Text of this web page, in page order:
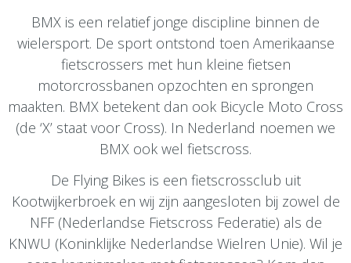
BMX is een relatief jonge discipline binnen de
wielersport. De sport ontstond toen Amerikaanse
fietscrossers met hun kleine fietsen
motorcrossbanen opzochten en sprongen
maakten. BMX betekent dan ook Bicycle Moto Cross
(de ‘X’ staat voor Cross). In Nederland noemen we
BMX ook wel fietscross.
De Flying Bikes is een fietscrossclub uit
Kootwijkerbroek en wij zijn aangesloten bij zowel de
NFF (Nederlandse Fietscross Federatie) als de
KNWU (Koninklijke Nederlandse Wielren Unie). Wil je